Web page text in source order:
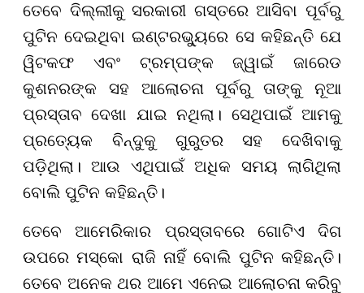
ତେବେ ଦିଲ୍ଲୀକୁ ସରକାରୀ ଗସ୍ତରେ ଆସିବା ପୂର୍ବରୁ
ପୁଟିନ ଦେଇଥିବା ଇଣ୍ଟରଭ୍ୟୁରେ ସେ କହିଛନ୍ତି ଯେ
ୱିଟକଫ ଏବଂ ଟ୍ରମ୍ପଙ୍କ ଜ୍ୱାଇଁ ଜାରେଡ
କୁଶନରଙ୍କ ସହ ଆଲୋଚନା ପୂର୍ବରୁ ତାଙ୍କୁ ନୂଆ
ପ୍ରସ୍ତାବ ଦେଖା ଯାଇ ନଥିଲା। ସେଥିପାଇଁ ଆମକୁ
ପ୍ରତ୍ୟେକ ବିନ୍ଦୁକୁ ଗୁରୁତର ସହ ଦେଖିବାକୁ
ପଡ଼ିଥିଲା। ଆଉ ଏଥିପାଇଁ ଅଧିକ ସମୟ ଲାଗିଥିଲା
ବୋଲି ପୁଟିନ କହିଛନ୍ତି।
ତେବେ ଆମେରିକାର ପ୍ରସ୍ତାବରେ ଗୋଟିଏ ଦିଗ
ଉପରେ ମସ୍କୋ ରାଜି ନାହିଁ ବୋଲି ପୁଟିନ କହିଛନ୍ତି।
ତେବେ ଅନେକ ଥର ଆମେ ଏନେଇ ଆଲୋଚନା କରିବୁ